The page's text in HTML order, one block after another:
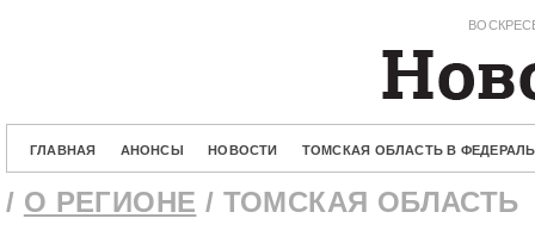
ГЛАВНАЯ АНОНСЫ НОВОСТИ ТОМСКАЯ ОБЛАСТЬ В
/ О РЕГИОНЕ / ТОМСКАЯ ОБЛАСТЬ